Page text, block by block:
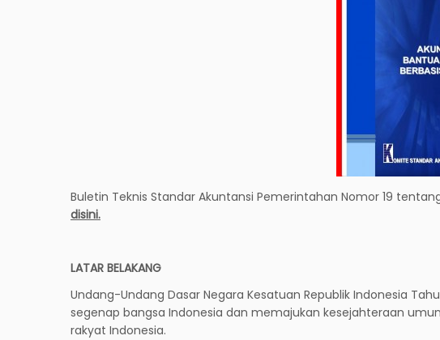
Buletin Teknis Standar Akuntansi Pemerintahan Nomor 19
disini.
LATAR BELAKANG
Undang-Undang Dasar Negara Kesatuan Republik Indonesia
segenap bangsa Indonesia dan memajukan kesejahteraan
rakyat Indonesia.